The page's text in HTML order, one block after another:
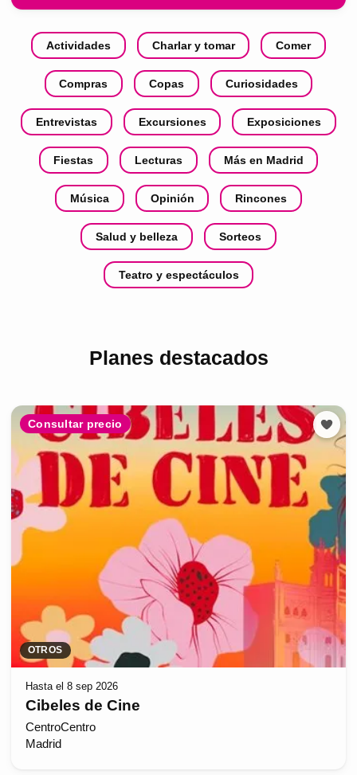
Actividades Charlar y tomar Comer
Compras Copas Curiosidades
Entrevistas Excursiones Exposiciones
Fiestas Lecturas Más en Madrid
Música Opinión Rincones
Salud y belleza Sorteos
Teatro y espectáculos
Planes destacados
Consultar precio
OTROS
Hasta el 8 sep 2026
Cibeles de Cine
CentroCentro
Madrid